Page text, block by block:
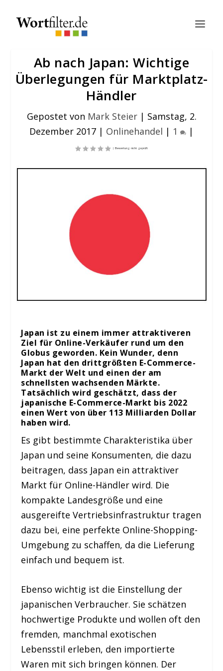
Ab nach Japan: Wichtige
Überlegungen für Marktplatz-
Händler
Gepostet von Mark Steier| Samstag, 2.
Dezember 2017 | Onlinehandel | 1 |
Japan ist zu einem immer attraktiveren
Ziel für Online-Verkäufer rund um den
Globus geworden. Kein Wunder, denn
Japan hat den drittgrößten E-Commerce-
Markt der Welt und einen der am
schnellsten wachsenden Märkte.
Tatsächlich wird geschätzt, dass der
japanische E-Commerce-Markt bis 2022
einen Wert von über 113 Milliarden Dollar
haben wird.
Es gibt bestimmte Charakteristika über
Japan und seine Konsumenten, die dazu
beitragen, dass Japan ein attraktiver
Markt für Online-Händler wird. Die
kompakte Landesgröße und eine
ausgereifte Vertriebsinfrastruktur tragen
dazu bei, eine perfekte Online-Shopping-
Umgebung zu schaffen, da die Lieferung
einfach und bequem ist.
Ebenso wichtig ist die Einstellung der
japanischen Verbraucher. Sie schätzen
hochwertige Produkte und wollen oft den
fremden, manchmal exotischen
Lebensstil erleben, den importierte
Waren mit sich bringen können. Der